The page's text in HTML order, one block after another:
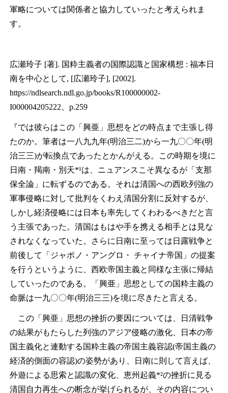
軍略については関係者と協力していったと考えられま
す。
広瀬玲子 [著]. 国粋主義者の国際認識と国家構想 : 福本日
南を中心として, [広瀬玲子], [2002].
https://ndlsearch.ndl.go.jp/books/R100000002-
I000004205222、p.259
『では彼らはこの「興亜」思想をどの時点まで主張し得
たのか。筆者は一八九九年(明治三二)から一九〇〇年(明
治三三)が転換点であったとかんがえる。この時期を境に
日南・羯南・別天*¹は、ニュアンスこそ異なるが「支那
保全論」に転ずるのである。それは清国への西欧列強の
軍事侵略に対して批判をくわえ清国分割に反対するが、
しかし経済侵略には日本も率先してくわわるべきだと言
う主張であった。清国はもはや手を携える相手とは見な
されなくなっていた。さらに日南に至っては日露戦争と
前後して「ジャポノ・アングロ・ チャイナ帝国」の提案
を行うというように、西欧帝国主義と同様な主張に帰結
していったのである。「興亜」思想としての国粋主義の
命脈は一九〇〇年(明治三三)を境に尽きたと言える。
この「興亜」思想の挫折の要因については、日清戦争
の結果がもたらした列強のアジア侵略の激化、日本の帝
国主義化と連動する国粋主義の帝国主義容認(帝国主義の
経済的側面の容認)の姿勢があり、日南に則して言えば、
外遊による思索と認識の変化、恵州起義*²の挫折に見る
清国自力再生への断念が挙げられるが、その内容につい